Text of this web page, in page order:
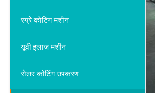
स्प्रे कोटिंग मशीन
यूवी इलाज मशीन
रोलर कोटिंग उपकरण